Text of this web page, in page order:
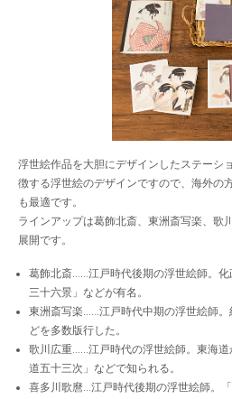
浮世絵作品を大胆にデザインしたステーシ
徴する浮世絵のデザインですので、海外の
も最適です。
ラインアップは葛飾北斎、東洲斎写楽、歌
展開です。
葛飾北斎……江戸時代後期の浮世絵師。
三十六景」などが有名。
東洲斎写楽……江戸時代中期の浮世絵師
どを多数版行した。
歌川広重……江戸時代の浮世絵師。東海
道五十三次」などで知られる。
喜多川歌麿…江戸時代後期の浮世絵師。